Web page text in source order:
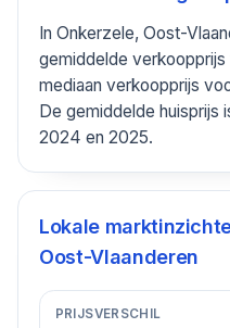
In Onkerzele, Oost-
gemiddelde
mediaan verkoopprijs
De gemiddelde huisprijs
2024 en 2025.
Lokale
Oost-Vlaanderen
PRIJSVERSCHIL